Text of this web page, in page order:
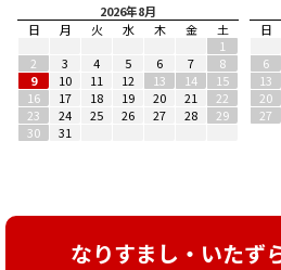
2026年8月
日
月 火 水 木 金
土
1
2
3 4 5 6 7
8
9
10 11 12 13 14
15
16
17 18 19 20 21
22
23
24 25 26 27 28
29
30
31
日
6
13
20
27
なりすまし・いたず